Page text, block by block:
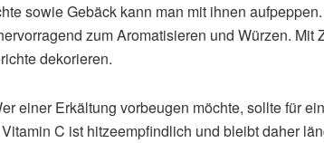
sowie Gebäck kann man mit ihnen
zum Aromatisieren und Würzen.
dekorieren.
einer Erkältung vorbeugen möchte, sollte für
C ist hitzeempfindlich und bleibt daher